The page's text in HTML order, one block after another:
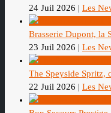
24 Juil 2026 | Les
Brasserie Dupont, la
23 Juil 2026 | Les
The Speyside Spritz,
22 Juil 2026 | Les